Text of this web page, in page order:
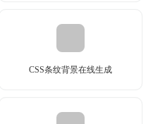
CSS条纹背景在线生成